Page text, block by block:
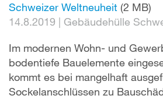
Schweizer Weltneuheit (2 MB)
14.8.2019 | Gebäudehülle
Im modernen Wohn- und
bodentiefe Bauelemente
kommt es bei mangelhaft
Sockelanschlüssen zu